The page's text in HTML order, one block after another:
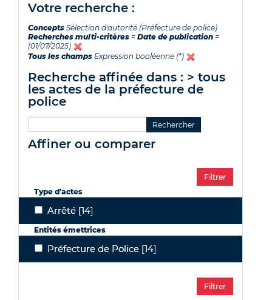
votre recherche :
Concepts Sélection d'autorité (Préfecture de police)
Recherches multi-critères = Date de publication =
(01/07/2025)
Tous les champs Expression booléenne (*)
recherche affinée dans : > tous
les actes de la préfecture de
police
affiner ou comparer
Type d'actes
ArrêtéArrêté [14]
Entités émettrices
Préfecture de Police
Préfecture de Police [14]